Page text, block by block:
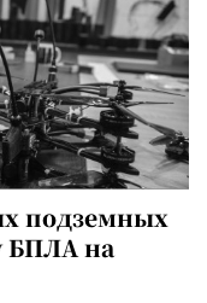
подземных
БПЛА на